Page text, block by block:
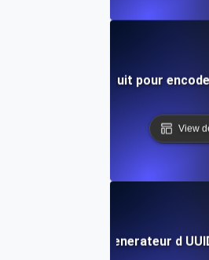
Outil gratuit pour
View
Generateur d